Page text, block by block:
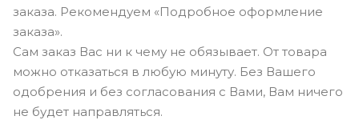
заказа. Рекомендуем «Подробное оформление
заказа».
Сам заказ Вас ни к чему не обязывает. От товара
можно отказаться в любую минуту. Без Вашего
одобрения и без согласования с Вами, Вам ничего
не будет направляться.